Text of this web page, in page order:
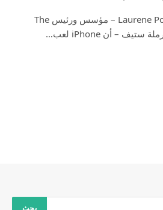
أقر Jony Ive و Laurene Powell Jobs – مؤسس ورئيس The